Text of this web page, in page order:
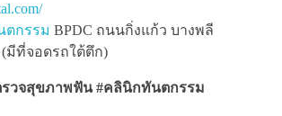
ตกรรม BPDC ถนนกิ่งแก้ว บางพลี
มีที่จอดรถใต้ตึก)
วจสุขภาพฟัน #คลินิกทันตกรรม